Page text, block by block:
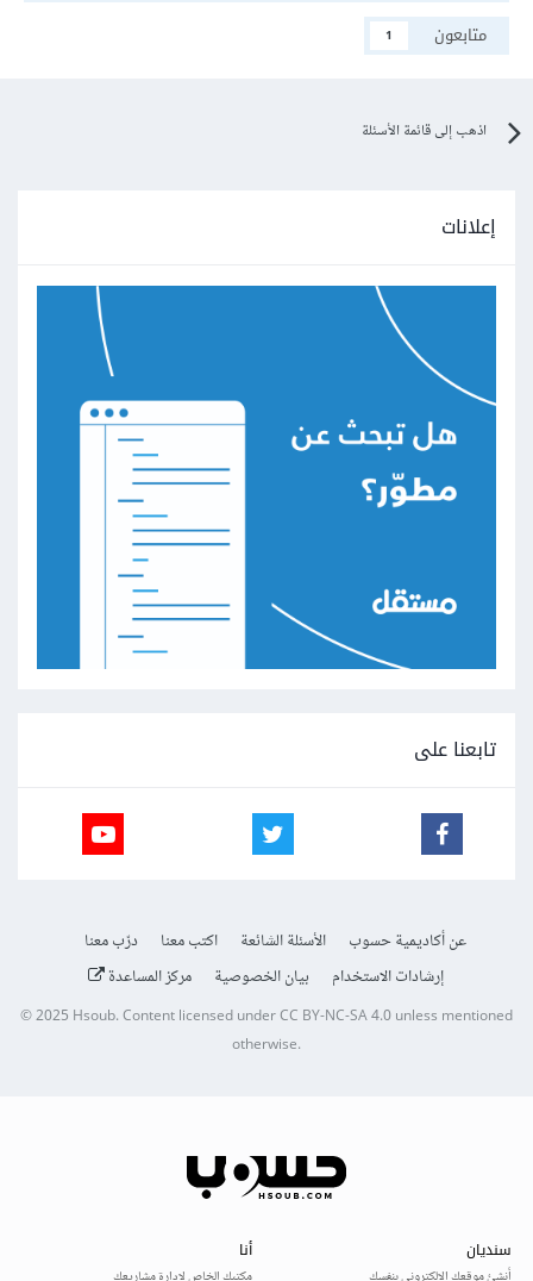
متابعون
1
اذهب إلى قائمة الأسئلة
إعلانات
تابعنا على
عن أكاديمية حسوب الأسئلة الشائعة اكتب معنا
درّب معنا
إرشادات الاستخدام
بيان الخصوصية مركز المساعدة
© 2025Hsoub.Content licensed underCC BY-NC-SA 4.0unless mentioned
otherwise.